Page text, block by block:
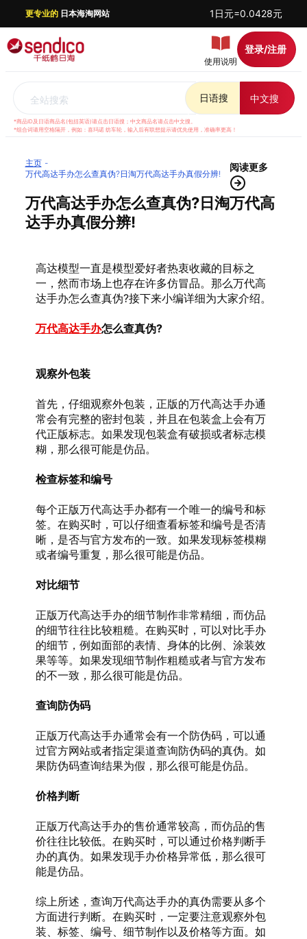
更专业的日本海淘网站 1日元=0.0428元
使用说明
登录/注册
全站搜索 日语搜 中文搜
*商品ID及日语商品名(包括英语)请点击日语搜；中文商品名请点击中文搜。
*组合词请用空格隔开，例如：喜玛诺 纺车轮，输入后有联想提示请优先使用，准确率更高！
主页
万代高达手办怎么查真伪?日淘万代高达手办真假分辨!
阅读更多
万代高达手办怎么查真伪?日淘万代高
达手办真假分辨!
高达模型一直是模型爱好者热衷收藏的目标之
一，然而市场上也存在许多仿冒品。那么万代高
达手办怎么查真伪?接下来小编详细为大家介绍。
万代高达手办怎么查真伪?
观察外包装
首先，仔细观察外包装，正版的万代高达手办通
常会有完整的密封包装，并且在包装盒上会有万
代正版标志。如果发现包装盒有破损或者标志模
糊，那么很可能是仿品。
检查标签和编号
每个正版万代高达手办都有一个唯一的编号和标
签。在购买时，可以仔细查看标签和编号是否清
晰，是否与官方发布的一致。如果发现标签模糊
或者编号重复，那么很可能是仿品。
对比细节
正版万代高达手办的细节制作非常精细，而仿品
的细节往往比较粗糙。在购买时，可以对比手办
的细节，例如面部的表情、身体的比例、涂装效
果等等。如果发现细节制作粗糙或者与官方发布
的不一致，那么很可能是仿品。
查询防伪码
正版万代高达手办通常会有一个防伪码，可以通
过官方网站或者指定渠道查询防伪码的真伪。如
果防伪码查询结果为假，那么很可能是仿品。
价格判断
正版万代高达手办的售价通常较高，而仿品的售
价往往比较低。在购买时，可以通过价格判断手
办的真伪。如果发现手办价格异常低，那么很可
能是仿品。
综上所述，查询万代高达手办的真伪需要从多个
方面进行判断。在购买时，一定要注意观察外包
装、标签、编号、细节制作以及价格等方面。如